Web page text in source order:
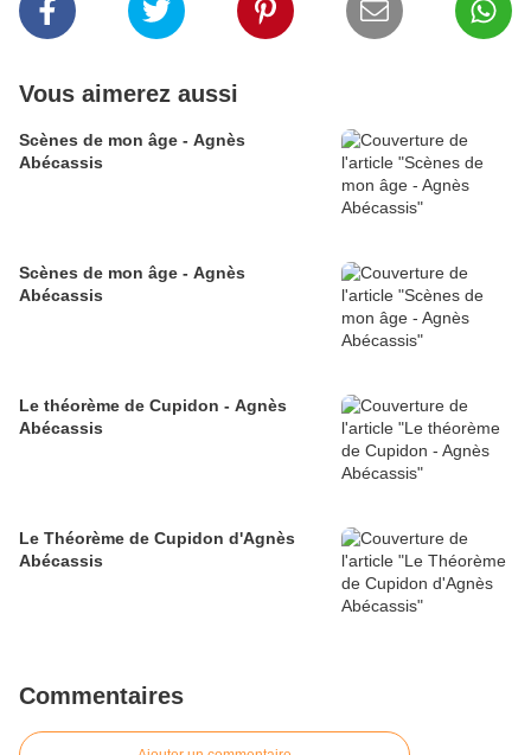
Vous aimerez aussi
Scènes de mon âge - Agnès
Abécassis
Scènes de mon âge - Agnès
Abécassis
Le théorème de Cupidon - Agnès
Abécassis
Le Théorème de Cupidon d'Agnès
Abécassis
Commentaires